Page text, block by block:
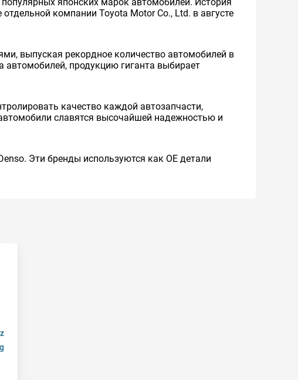
компании Toyota Motor Co., Ltd. в августе
выпуская рекордное количество автомобилей в
автомобилей, продукцию гиганта выбирает
качество каждой автозапчасти,
славятся высочайшей надежностью и
Эти бренды используются как ОЕ детали